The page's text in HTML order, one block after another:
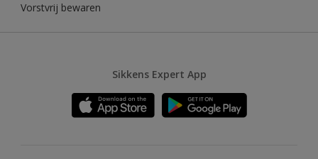
Vorstvrij bewaren
Sikkens Expert App